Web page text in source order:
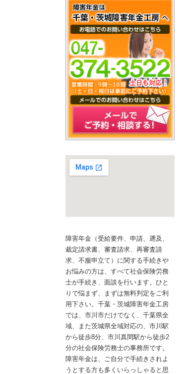
障害年金（受給要件、申請、遡及、
裁定請求書、審査請求、再審査請
求、不服申立て）に関する手続きや
お悩みの方は、すべて社会保険労務
士が手続き、面談を行います。ひと
りで悩まず、まずは無料判定をご利
用下さい。千葉・茨城障害年金工房
では、市川市だけでなく、千葉県全
域、また茨城県全域対応の、市川駅
から徒歩8分、市川真間駅から徒歩2
分の社会保険労務士の事務所です。
障害年金は、ご自分で手続きされよ
うとする方も多くいらっしゃると思